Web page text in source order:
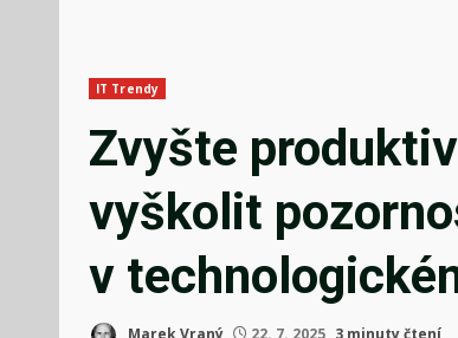
IT Trendy
Zvyšte
vyškolit
v
Marek Vraný 22. 7. 2025 3 minuty čtení